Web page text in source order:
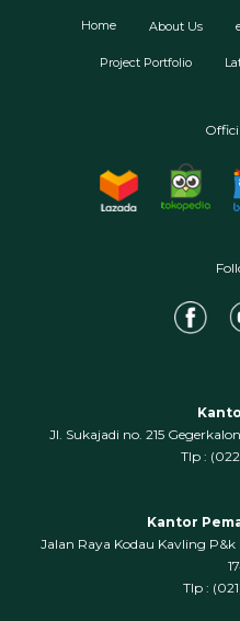
Home About Us
Project Portfolio
Jl. Sukajadi no. 215
‍Tlp :
Kantor
Jalan Raya Kodau Kavling P&k
Tlp :